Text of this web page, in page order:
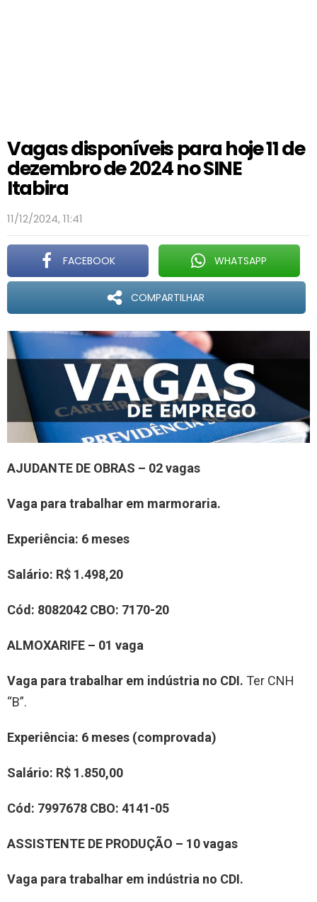
Vagas disponíveis para hoje 11 de
dezembro de 2024 no SINE
Itabira
11/12/2024, 11:41
FACEBOOK WHATSAPP
COMPARTILHAR
AJUDANTE DE OBRAS – 02 vagas
Vaga para trabalhar em marmoraria.
Experiência: 6 meses
Salário: R$ 1.498,20
Cód: 8082042 CBO: 7170-20
ALMOXARIFE – 01 vaga
Vaga para trabalhar em indústria no CDI. Ter CNH
“B”.
Experiência: 6 meses (comprovada)
Salário: R$ 1.850,00
Cód: 7997678 CBO: 4141-05
ASSISTENTE DE PRODUÇÃO – 10 vagas
Vaga para trabalhar em indústria no CDI.